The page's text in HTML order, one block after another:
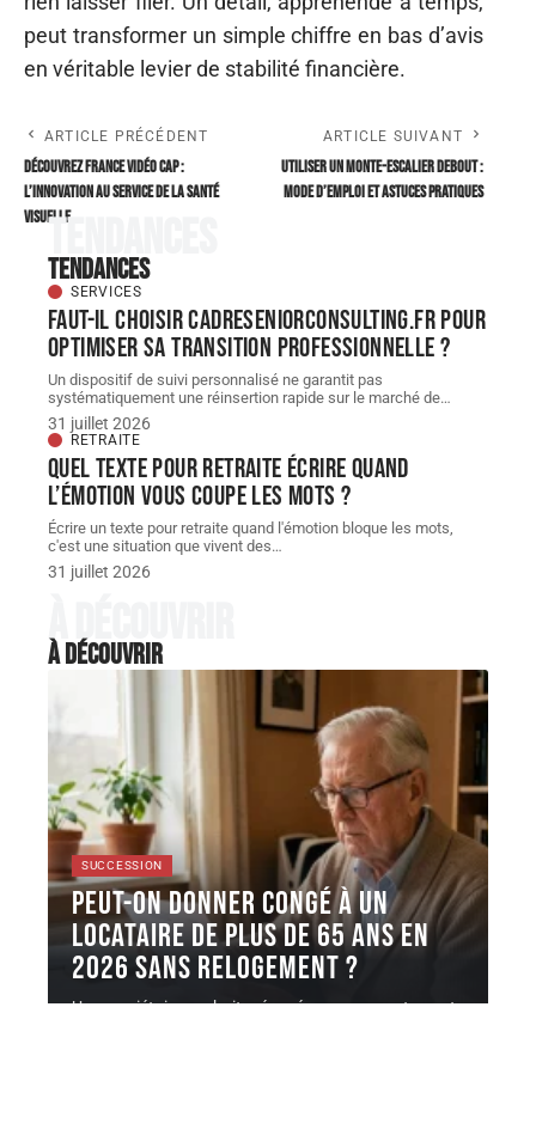
peut transformer un simple chiffre en bas d’avis
en véritable levier de stabilité financière.
ARTICLE PRÉCÉDENT
Découvrez France Vidéo Cap :
l’innovation au service de la santé
visuelle
ARTICLE SUIVANT
Utiliser un monte-escalier debout :
mode d’emploi et astuces pratiques
Tendances
Tendances
SERVICES
Faut-il choisir cadreseniorconsulting.fr pour
optimiser sa transition professionnelle ?
Un dispositif de suivi personnalisé ne garantit pas
systématiquement une réinsertion rapide sur le marché de…
31 juillet 2026
RETRAITE
Quel texte pour retraite écrire quand
l’émotion vous coupe les mots ?
Écrire un texte pour retraite quand l'émotion bloque les mots,
c'est une situation que vivent des…
31 juillet 2026
À découvrir
À découvrir
SUCCESSION
Peut-on donner congé à un
locataire de plus de 65 ans en
2026 sans relogement ?
Un propriétaire souhaite récupérer son appartement